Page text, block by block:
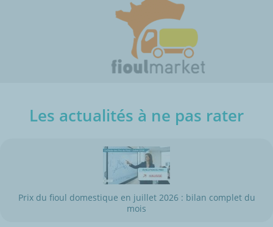
Les actualités à ne pas rater
Prix du fioul domestique en juillet 2026 : bilan complet du
mois